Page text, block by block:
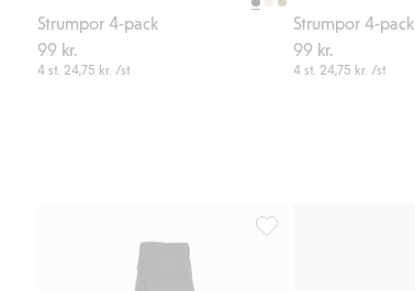
Strumpor 4-pack
99 kr.
4 st. 24,75 kr. /st
Strumpor 4-pack
99 kr.
4 st. 24,75 kr. /st